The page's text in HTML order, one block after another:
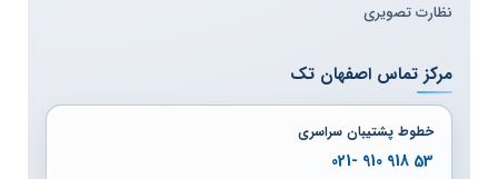
نظارت تصویری
مرکز تماس اصفهان تک
خطوط پشتیبان سراسری
53 918 910 -021